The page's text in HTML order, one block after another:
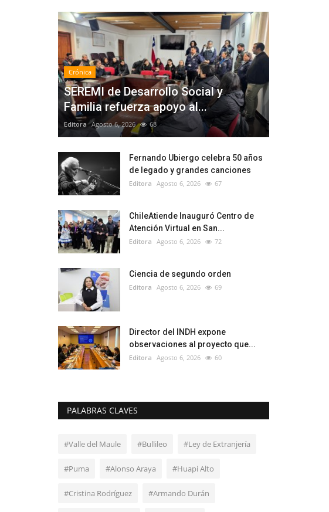
Crónica
SEREMI de Desarrollo Social y
Familia refuerza apoyo al...
Editora Agosto 6, 2026 68
Fernando Ubiergo celebra 50 años
de legado y grandes canciones
Editora Agosto 6, 2026 67
ChileAtiende Inauguró Centro de
Atención Virtual en San...
Editora Agosto 6, 2026 72
Ciencia de segundo orden
Editora Agosto 6, 2026 69
Director del INDH expone
observaciones al proyecto que...
Editora Agosto 6, 2026 60
PALABRAS CLAVES
#Valle del Maule #Bullileo #Ley de Extranjería
#Puma #Alonso Araya #Huapi Alto
#Cristina Rodríguez #Armando Durán